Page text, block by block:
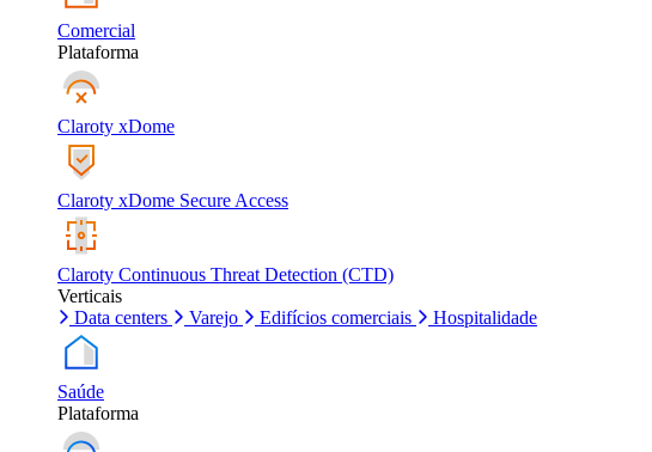
Comercial
Plataforma
Claroty xDome
Claroty xDome Secure Access
Claroty Continuous Threat Detection (CTD)
Verticais
Data centers
Varejo Edifícios comerciais Hospitalidade
Saúde
Plataforma